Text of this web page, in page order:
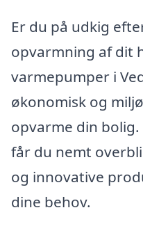
Er du på udkig
opvarmning af dit
varmepumper i
økonomisk og
opvarme din
får du nemt
og innovative
dine behov.